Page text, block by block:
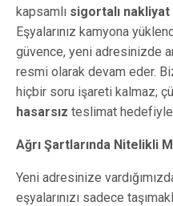
kapsamlı sigortalı nakliyat
Eşyalarınız kamyona
güvence, yeni adresinizde
resmi olarak devam eder.
hiçbir soru işareti kalmaz;
hasarsız teslimat hedefiyle
Ağrı Şartlarında Nitelikli
Yeni adresinize
eşyalarınızı sadece